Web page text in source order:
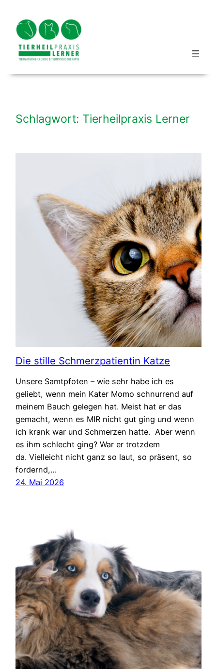
Inhalt
springen
Schlagwort: Tierheilpraxis Lerner
Die stille Schmerzpatientin Katze
Unsere Samtpfoten – wie sehr habe ich es
geliebt, wenn mein Kater Momo schnurrend auf
meinem Bauch gelegen hat. Meist hat er das
gemacht, wenn es MIR nicht gut ging und wenn
ich krank war und Schmerzen hatte. Aber wenn
es ihm schlecht ging? War er trotzdem
da. Vielleicht nicht ganz so laut, so präsent, so
fordernd,…
24. Mai 2026